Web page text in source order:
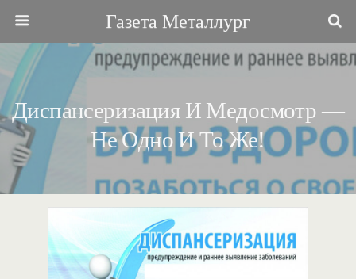
Газета Металлург
Диспансеризация И Медосмотр —
Не Одно И То Же!